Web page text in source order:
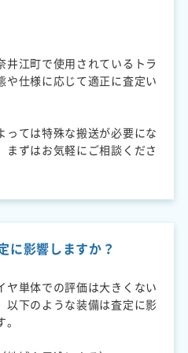
井江町で使用されているトラ
や仕様に応じて適正に査定い
っては特殊な搬送が必要にな
まずはお気軽にご相談くださ
に影響しますか？
ヤ単体での評価は大きくない
以下のような装備は査定に影